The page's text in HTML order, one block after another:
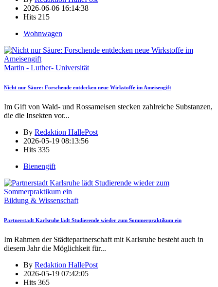
2026-06-06 16:14:38
Hits 215
Wohnwagen
Martin - Luther- Universität
Nicht nur Säure: Forschende entdecken neue Wirkstoffe im Ameisengift
Im Gift von Wald- und Rossameisen stecken zahlreiche Substanzen,
die die Insekten vor...
By Redaktion HallePost
2026-05-19 08:13:56
Hits 335
Bienengift
Bildung & Wissenschaft
Partnerstadt Karlsruhe lädt Studierende wieder zum Sommerpraktikum ein
Im Rahmen der Städtepartnerschaft mit Karlsruhe besteht auch in
diesem Jahr die Möglichkeit für...
By Redaktion HallePost
2026-05-19 07:42:05
Hits 365